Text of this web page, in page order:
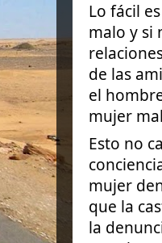
Lo fácil
malo y si
de las
el
mujer
Esto no
mujer
que la
la